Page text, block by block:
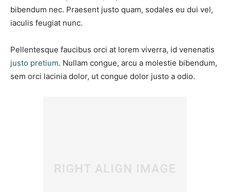
bibendum nec. Praesent justo quam, sodales eu dui vel,
iaculis feugiat nunc.
Pellentesque faucibus orci at lorem viverra, id venenatis
justo pretium. Nullam congue, arcu a molestie bibendum,
sem orci lacinia dolor, ut congue dolor justo a odio.